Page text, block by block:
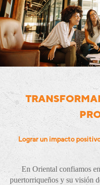
Lograr un impacto
En Oriental confiamos
puertorriqueños y su visión